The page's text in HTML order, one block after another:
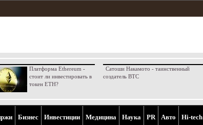
Платформа Ethereum -
стоит ли инвестировать в
токен ETH?
Сатоши Накамото - таинственный
создатель BTC
Бизнес Инвестиции Медицина Наука PR Aвто Hi-tech